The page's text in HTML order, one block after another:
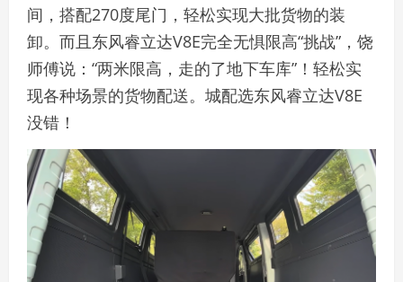
间，搭配270度尾门，轻松实现大批货物的装
卸。而且东风睿立达V8E完全无惧限高“挑战”，饶
师傅说：“两米限高，走的了地下车库”！轻松实
现各种场景的货物配送。城配选东风睿立达V8E
没错！